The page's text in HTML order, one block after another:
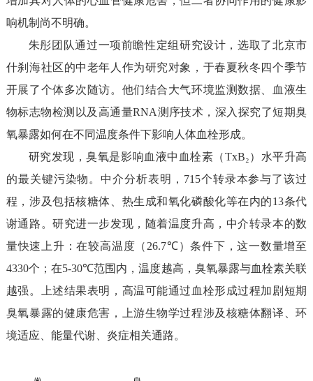
响机制尚不明确。
朱彤团队通过一项前瞻性定组研究设计，选取了北京市
什刹海社区的中老年 人作为研究对象 ，于春夏秋冬 四个季节
开展了个体多次 随访。他们结合大气环境监测数据、血液生
物标志物检测以及高通量RNA测序技术，深入 探究了短期臭
氧暴露如何在不同温度条件下影响 人体血栓形成。
研究发现 ，臭氧是影响血液中血栓素（TxB₂）水平升高
的最关键污染物。 中介分析表明 ， 715个转录本参与了该过
程，涉及包括核糖体、热生成和氧化磷酸化等在内的13条代
谢通路。研究进一步发现， 随着温度升高，中介转录本的数
量快速上升 ：在较高温 度 （ 26.7℃）条件下，这一数量增至
4330个 ； 在5-30℃范围内，温度越高，臭氧暴露与血栓素关联
越强 。 上述结果表明， 高温可能通过 血栓形成过程加剧 短期
臭氧暴露的健康危害，上游生物学过程涉及核糖体翻译、环
境适应、 能量代谢、炎症相关通路。